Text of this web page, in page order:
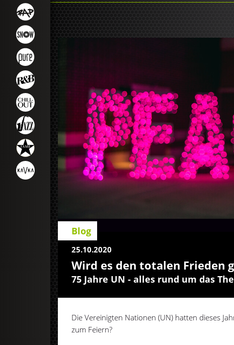
Blog
25.10.2020
Wird es den totalen Frieden
75 Jahre UN - alles rund um das
Die Vereinigten Nationen (UN) hatten dieses
zum Feiern?